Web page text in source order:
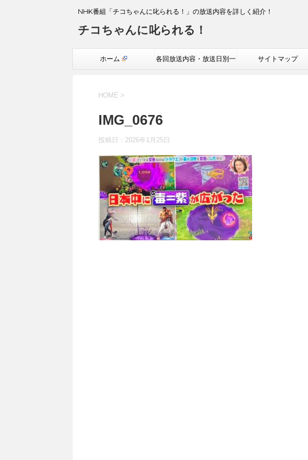
NHK番組「チコちゃんに叱られる！」の放送内容を詳しく紹介！
チコちゃんに叱られる！
ホーム 各回放送内容・放送日別一 サイトマップ
HOME >
IMG_0676
投稿日： 2026年1月25日